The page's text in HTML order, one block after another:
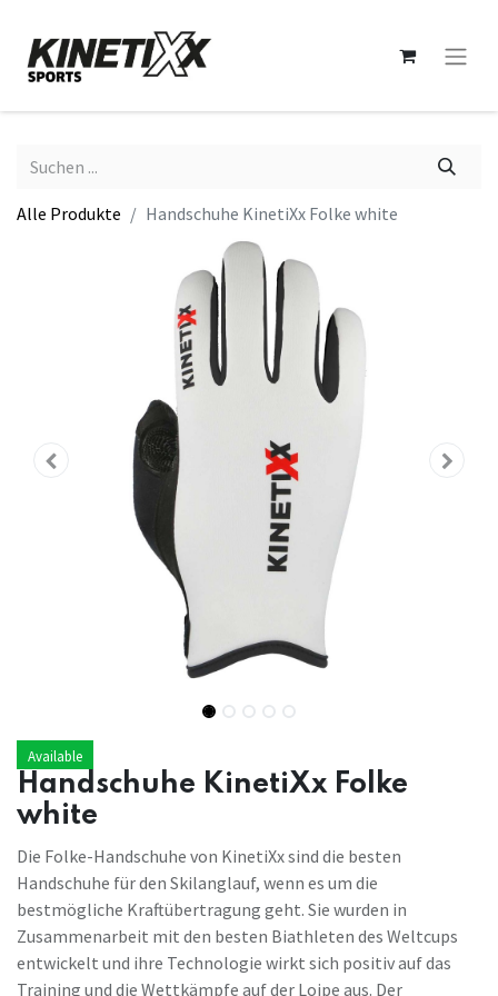
Alle Produkte Handschuhe KinetiXx Folke white
Available
Handschuhe KinetiXx Folke
white
Die Folke-Handschuhe von KinetiXx sind die besten
Handschuhe für den Skilanglauf, wenn es um die
bestmögliche Kraftübertragung geht. Sie wurden in
Zusammenarbeit mit den besten Biathleten des Weltcups
entwickelt und ihre Technologie wirkt sich positiv auf das
Training und die Wettkämpfe auf der Loipe aus. Der